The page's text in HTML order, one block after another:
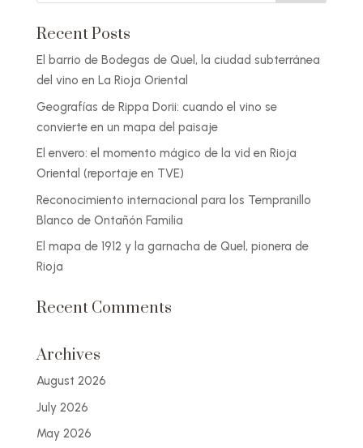
Recent Posts
El barrio de Bodegas de Quel, la ciudad subterránea
del vino en La Rioja Oriental
Geografías de Rippa Dorii: cuando el vino se
convierte en un mapa del paisaje
El envero: el momento mágico de la vid en Rioja
Oriental (reportaje en TVE)
Reconocimiento internacional para los Tempranillo
Blanco de Ontañón Familia
El mapa de 1912 y la garnacha de Quel, pionera de
Rioja
Recent Comments
Archives
August 2026
July 2026
May 2026